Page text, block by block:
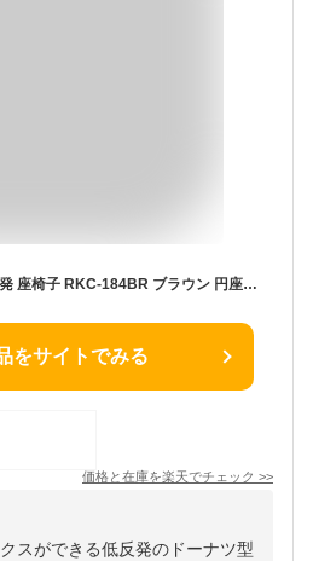
カックンリクライナー 低反発 座椅子 RKC-184BR ブラウン 円座クッション カックンリクライナー 椅子 フロアチェア 折りたたみチェア リクライナー ドーナツ型 痔 産後 妊婦 授乳 円形 丸 リクライニングチェア 1人掛け リビング 1人暮らし ベージュ ブラウン かわいい
をサイトでみる
価格と在庫を楽天でチェック >>
スができる低反発のドーナツ型